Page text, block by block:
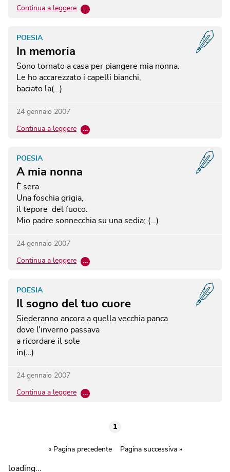
Continua a leggere …
In memoria
POESIA
Sono tornato a casa per piangere mia nonna.
Le ho accarezzato i capelli bianchi,
baciato la(…)
24 gennaio 2007
Continua a leggere …
A mia nonna
POESIA
È sera.
Una foschia grigia,
il tepore del fuoco.
Mio padre sonnecchia su una sedia; (…)
24 gennaio 2007
Continua a leggere …
Il sogno del tuo cuore
POESIA
Siederanno ancora a quella vecchia panca
dove l'inverno passava
a ricordare il sole
in(…)
24 gennaio 2007
Continua a leggere …
1
« Pagina precedente Pagina successiva »
loading...